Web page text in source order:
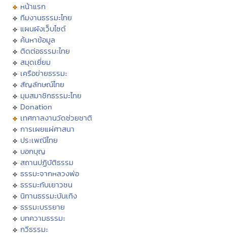
หน้าแรก
ทีมงานธรรมะไทย
แผนผังเว็บไซต์
ค้นหาข้อมูล
ติดต่อธรรมะไทย
สมุดเยี่ยม
เครือข่ายธรรมะ
สัญลักษณ์ไทย
มุมสมาชิกธรรมะไทย
Donation
เทศกาลงานวัดช่วยชาติ
การเผยแผ่ศาสนา
ประเพณีไทย
บอกบุญ
สถานปฏิบัติธรรม
ธรรมะจากหลวงพ่อ
ธรรมะกับเยาวชน
นิทานธรรมะบันเทิง
ธรรมะบรรยาย
บทความธรรมะ
กวีธรรมะ